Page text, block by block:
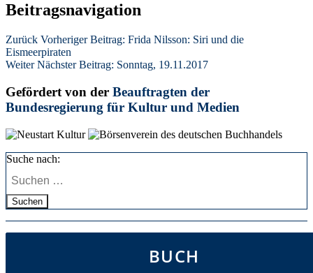
Beitragsnavigation
Zurück Vorheriger Beitrag: Frida Nilsson: Siri und die
Eismeerpiraten
Weiter Nächster Beitrag: Sonntag, 19.11.2017
Gefördert von der Beauftragten der
Bundesregierung für Kultur und Medien
Suche nach:
Suchen
BUCH